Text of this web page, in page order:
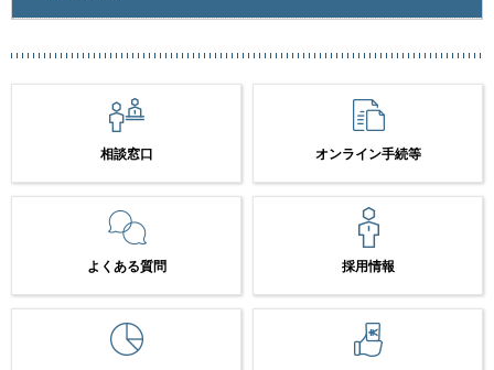
相談窓口 オンライン手続等
よくある質問 採用情報